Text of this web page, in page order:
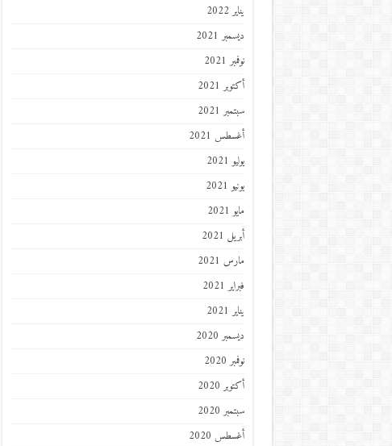
يناير 2022
ديسمبر 2021
نوفمبر 2021
أكتوبر 2021
سبتمبر 2021
أغسطس 2021
يوليو 2021
يونيو 2021
مايو 2021
أبريل 2021
مارس 2021
فبراير 2021
يناير 2021
ديسمبر 2020
نوفمبر 2020
أكتوبر 2020
سبتمبر 2020
أغسطس 2020